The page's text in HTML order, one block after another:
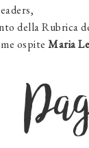
della Rubrica
ospite Maria